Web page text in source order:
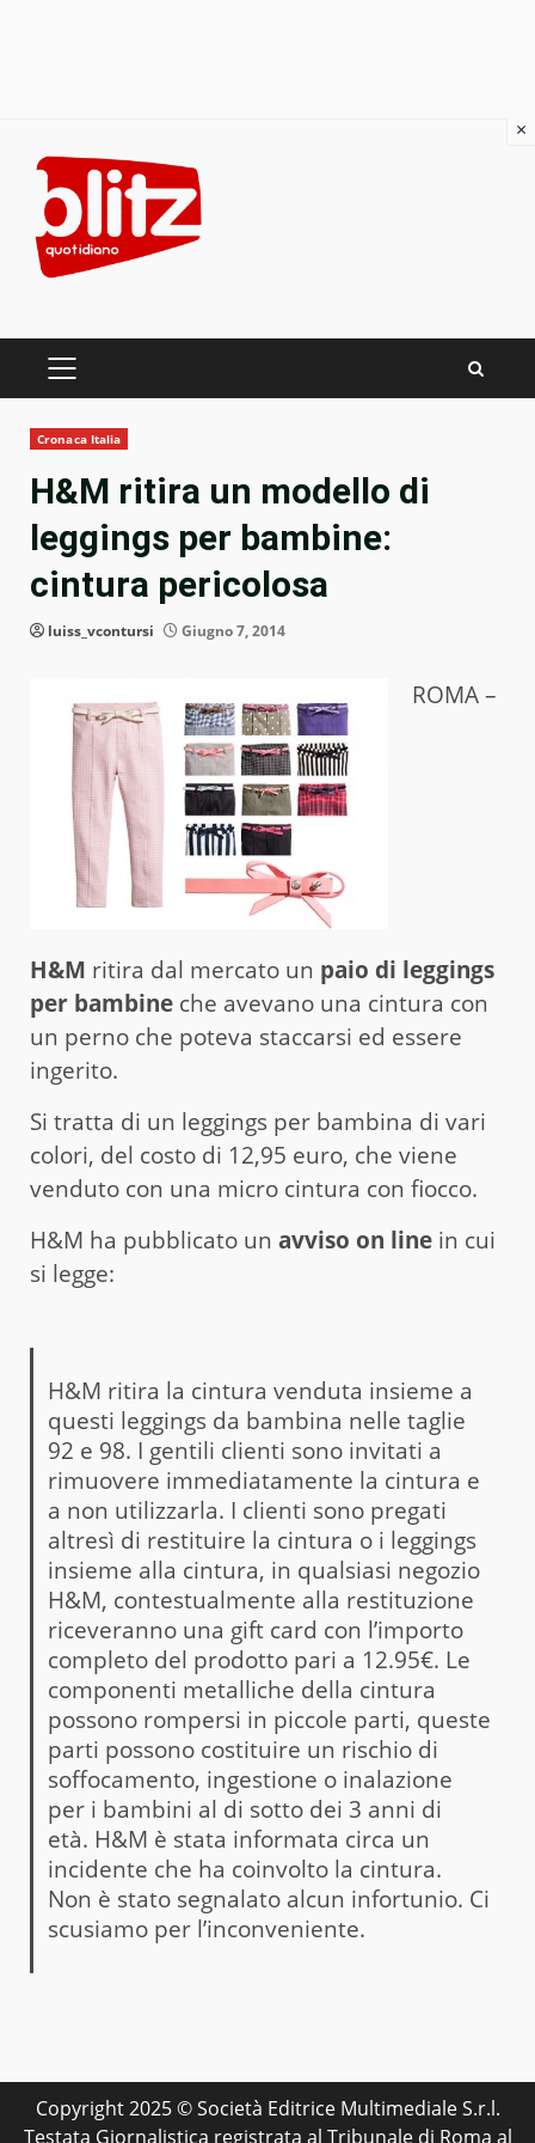
content
PRIMARY
Cronaca Italia
H&M ritira un modello di
leggings per bambine:
cintura pericolosa
luiss_vcontursi Giugno 7, 2014
ROMA –
H&M ritira dal mercato un paio di leggings
per bambine che avevano una cintura con
un perno che poteva staccarsi ed essere
ingerito.
Si tratta di un leggings per bambina di vari
colori, del costo di 12,95 euro, che viene
venduto con una micro cintura con fiocco.
H&M ha pubblicato un avviso on line in cui
si legge:
H&M ritira la cintura venduta insieme a
questi leggings da bambina nelle taglie
92 e 98. I gentili clienti sono invitati a
rimuovere immediatamente la cintura e
a non utilizzarla. I clienti sono pregati
altresì di restituire la cintura o i leggings
insieme alla cintura, in qualsiasi negozio
H&M, contestualmente alla restituzione
riceveranno una gift card con l’importo
completo del prodotto pari a 12.95€. Le
componenti metalliche della cintura
possono rompersi in piccole parti, queste
parti possono costituire un rischio di
soffocamento, ingestione o inalazione
per i bambini al di sotto dei 3 anni di
età. H&M è stata informata circa un
incidente che ha coinvolto la cintura.
Non è stato segnalato alcun infortunio. Ci
scusiamo per l’inconveniente.
Copyright 2025 © Società Editrice Multimediale S.r.l.
Testata Giornalistica registrata al Tribunale di Roma al
×